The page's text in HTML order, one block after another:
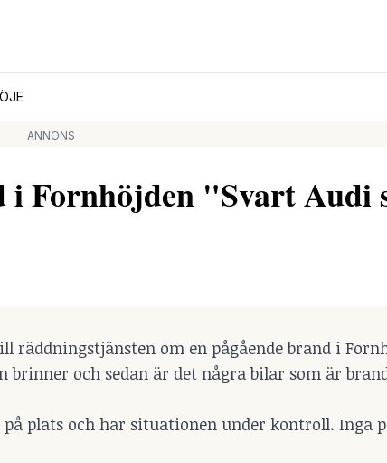
ANNONS
Fornhöjden "Svart Audi
räddningstjänsten om en pågående brand i
brinner och sedan är det några bilar som är
plats och har situationen under kontroll. Inga